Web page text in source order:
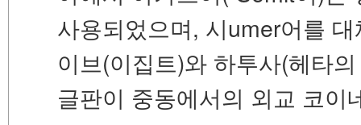
사용되었으며, 시umer어를
이브(이집트)와 하투사(헤타
글판이 중동에서의 외교 코이